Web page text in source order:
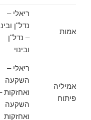
אמות
ריאלי –
נדל"ן ובינוי
– נדל"ן
ובינוי
אמיליה
פיתוח
ריאלי –
השקעה
ואחזקות –
השקעה
ואחזקות